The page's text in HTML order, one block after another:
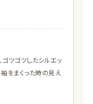
ツゴツしたシルエッ
をまくった時の見え